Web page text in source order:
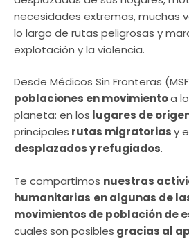
necesidades extremas, muchas
lo largo de rutas peligrosas y
explotación y la violencia.⁠
Desde Médicos Sin Fronteras
poblaciones en movimientoa
planeta: en los lugares de
principales rutas migratoriasy
desplazados y refugiados.
Te compartimos nuestras
humanitarias en algunas de
movimientos de población de
cualesson posibles gracias al